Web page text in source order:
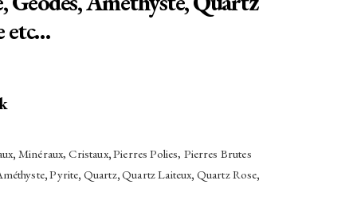
etc…
, Minéraux, Cristaux,Pierres Polies, Pierres Brutes
,Pyrite, Quartz,Quartz Laiteux, Quartz Rose,